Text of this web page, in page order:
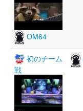
OM64
初のチーム
戦